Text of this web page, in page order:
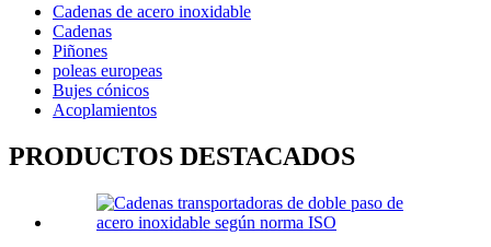
Cadenas de acero inoxidable
Cadenas
Piñones
poleas europeas
Bujes cónicos
Acoplamientos
PRODUCTOS DESTACADOS